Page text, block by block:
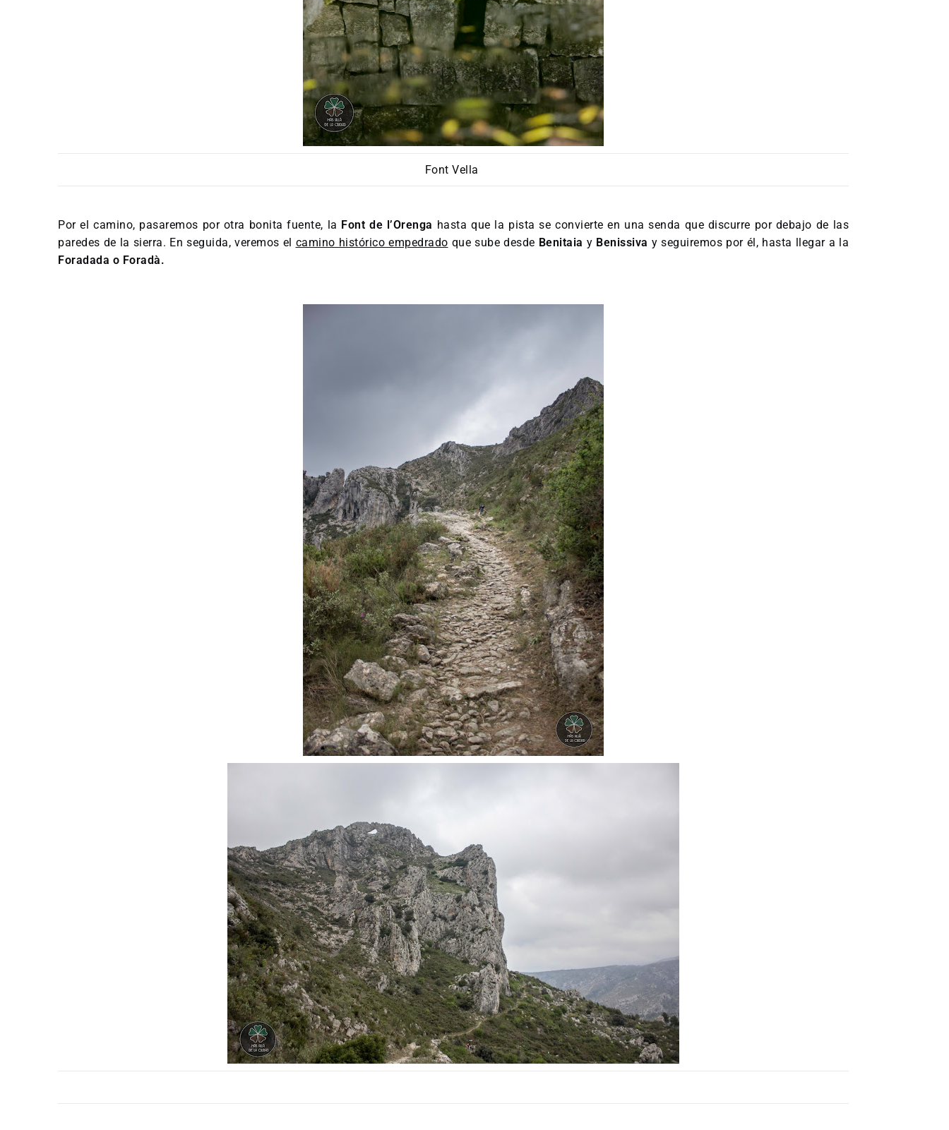
Font Vella
Por el camino, pasaremos por otra bonita fuente, la Font de l’Orenga hasta que la pista se convierte en una senda que discurre por debajo de las
paredes de la sierra. En seguida, veremos el camino histórico empedrado que sube desde Benitaia y Benissiva y seguiremos por él, hasta llegar a la
Foradada o Foradà.